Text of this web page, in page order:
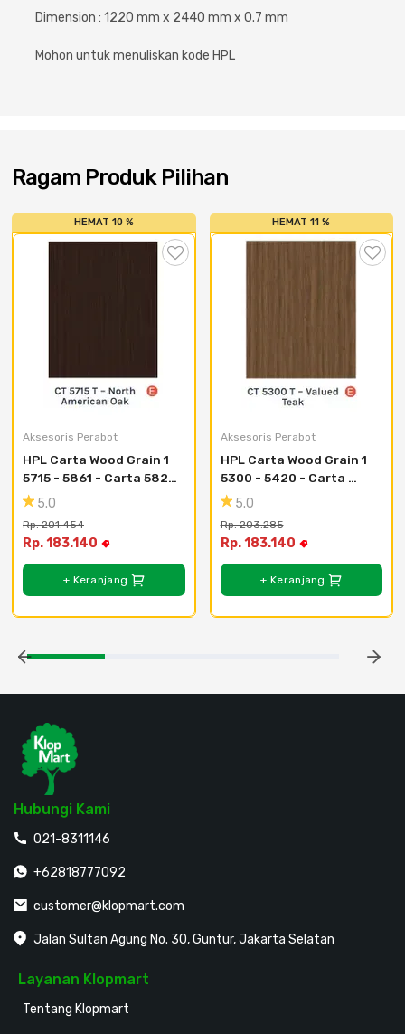
Atap & Lantai
Dimension : 1220 mm x 2440 mm x 0.7 mm
Mohon untuk menuliskan kode HPL
Ragam Produk Pilihan
HEMAT 10 %
Aksesoris Perabot
HPL Carta Wood Grain 1
5715 - 5861 - Carta 5820
Classic Cherry T
5.0
Rp. 201.454
Rp. 183.140
+ Keranjang
HEMAT 11 %
Aksesoris Perabot
HPL Carta Wood Grain 1
5300 - 5420 - Carta
5402 Shadow Oak
5.0
Rp. 203.285
Rp. 183.140
+ Keranjang
Hubungi Kami
021-8311146
+62818777092
customer@klopmart.com
Jalan Sultan Agung No. 30, Guntur, Jakarta Selatan
Layanan Klopmart
Tentang Klopmart